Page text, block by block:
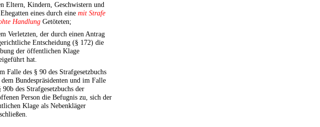
Eltern, Kindern, Geschwistern und
eines durch eine mit Strafe
Handlung Getöteten;
Verletzten, der durch einen Antrag
Entscheidung (§ 172) die
der öffentlichen Klage
hat.
Falle des § 90 des Strafgesetzbuchs
dem Bundespräsidenten und im Falle
90b des Strafgesetzbuchs der
Person die Befugnis zu, sich der
Klage als Nebenkläger